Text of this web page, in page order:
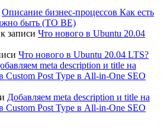
Описание бизнес-процессов Как есть
быть (TO BE)
к записи Что нового в Ubuntu 20.04
Что нового в Ubuntu 20.04 LTS?
meta description и title на
Custom Post Type в All-in-One SEO
Добавляем meta description и title на
Custom Post Type в All-in-One SEO